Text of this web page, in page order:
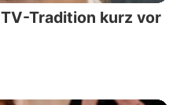
Tradition kurz vor